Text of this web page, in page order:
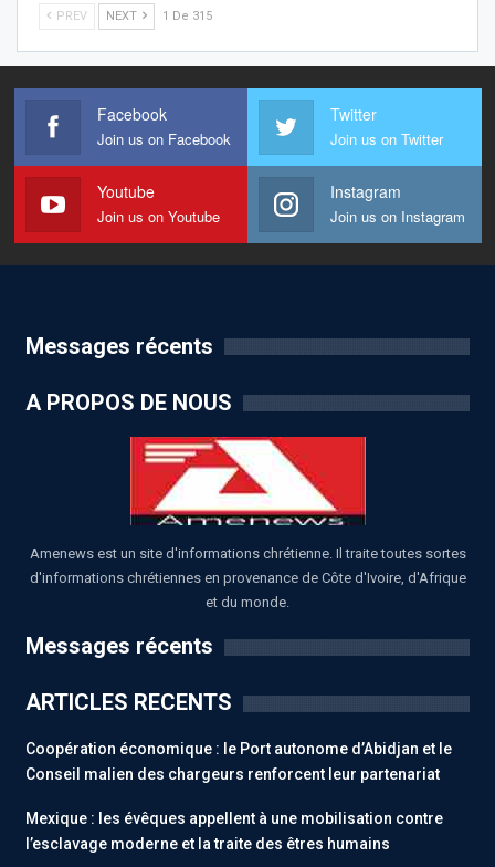
PREV NEXT 1 De 315
Facebook
Join us on Facebook
Twitter
Join us on Twitter
Youtube
Join us on Youtube
Instagram
Join us on Instagram
Messages récents
A PROPOS DE NOUS
Amenews est un site d'informations chrétienne. Il traite toutes sortes
d'informations chrétiennes en provenance de Côte d'Ivoire, d'Afrique
et du monde.
Messages récents
ARTICLES RECENTS
Coopération économique : le Port autonome d’Abidjan et le
Conseil malien des chargeurs renforcent leur partenariat
Mexique : les évêques appellent à une mobilisation contre
l’esclavage moderne et la traite des êtres humains